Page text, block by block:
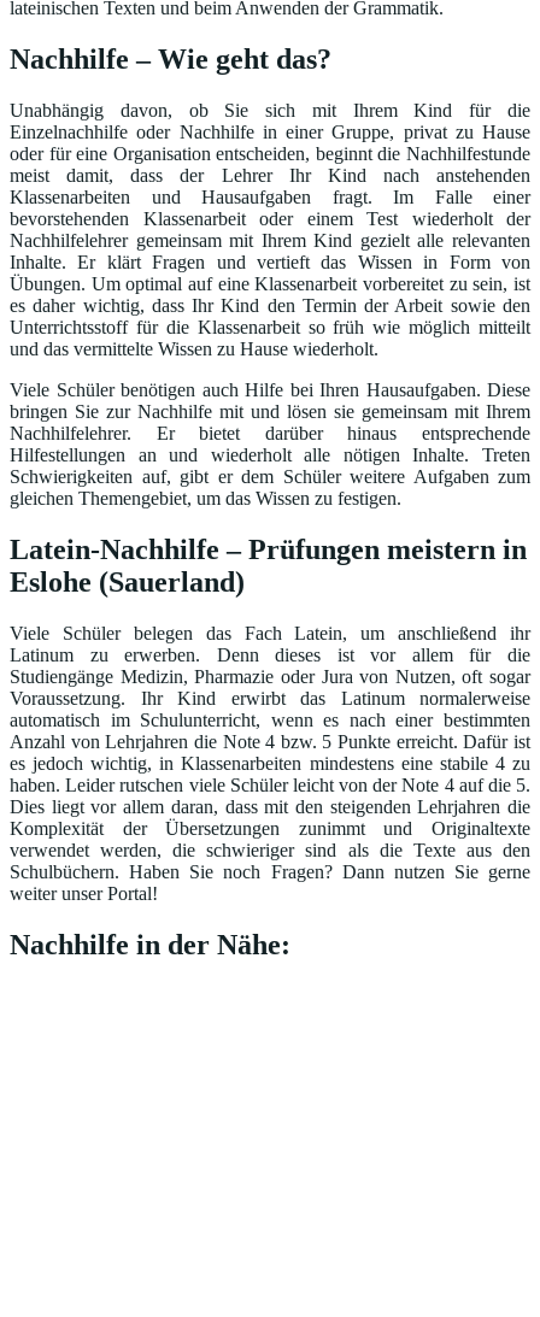
lateinischen Texten und beim Anwenden der Grammatik.
Nachhilfe – Wie geht das?
Unabhängig davon, ob Sie sich mit Ihrem Kind für die
Einzelnachhilfe oder Nachhilfe in einer Gruppe, privat zu Hause
oder für eine Organisation entscheiden, beginnt die Nachhilfestunde
meist damit, dass der Lehrer Ihr Kind nach anstehenden
Klassenarbeiten und Hausaufgaben fragt. Im Falle einer
bevorstehenden Klassenarbeit oder einem Test wiederholt der
Nachhilfelehrer gemeinsam mit Ihrem Kind gezielt alle relevanten
Inhalte. Er klärt Fragen und vertieft das Wissen in Form von
Übungen. Um optimal auf eine Klassenarbeit vorbereitet zu sein, ist
es daher wichtig, dass Ihr Kind den Termin der Arbeit sowie den
Unterrichtsstoff für die Klassenarbeit so früh wie möglich mitteilt
und das vermittelte Wissen zu Hause wiederholt.
Viele Schüler benötigen auch Hilfe bei Ihren Hausaufgaben. Diese
bringen Sie zur Nachhilfe mit und lösen sie gemeinsam mit Ihrem
Nachhilfelehrer. Er bietet darüber hinaus entsprechende
Hilfestellungen an und wiederholt alle nötigen Inhalte. Treten
Schwierigkeiten auf, gibt er dem Schüler weitere Aufgaben zum
gleichen Themengebiet, um das Wissen zu festigen.
Latein-Nachhilfe – Prüfungen meistern in
Eslohe (Sauerland)
Viele Schüler belegen das Fach Latein, um anschließend ihr
Latinum zu erwerben. Denn dieses ist vor allem für die
Studiengänge Medizin, Pharmazie oder Jura von Nutzen, oft sogar
Voraussetzung. Ihr Kind erwirbt das Latinum normalerweise
automatisch im Schulunterricht, wenn es nach einer bestimmten
Anzahl von Lehrjahren die Note 4 bzw. 5 Punkte erreicht. Dafür ist
es jedoch wichtig, in Klassenarbeiten mindestens eine stabile 4 zu
haben. Leider rutschen viele Schüler leicht von der Note 4 auf die 5.
Dies liegt vor allem daran, dass mit den steigenden Lehrjahren die
Komplexität der Übersetzungen zunimmt und Originaltexte
verwendet werden, die schwieriger sind als die Texte aus den
Schulbüchern. Haben Sie noch Fragen? Dann nutzen Sie gerne
weiter unser Portal!
Nachhilfe in der Nähe: